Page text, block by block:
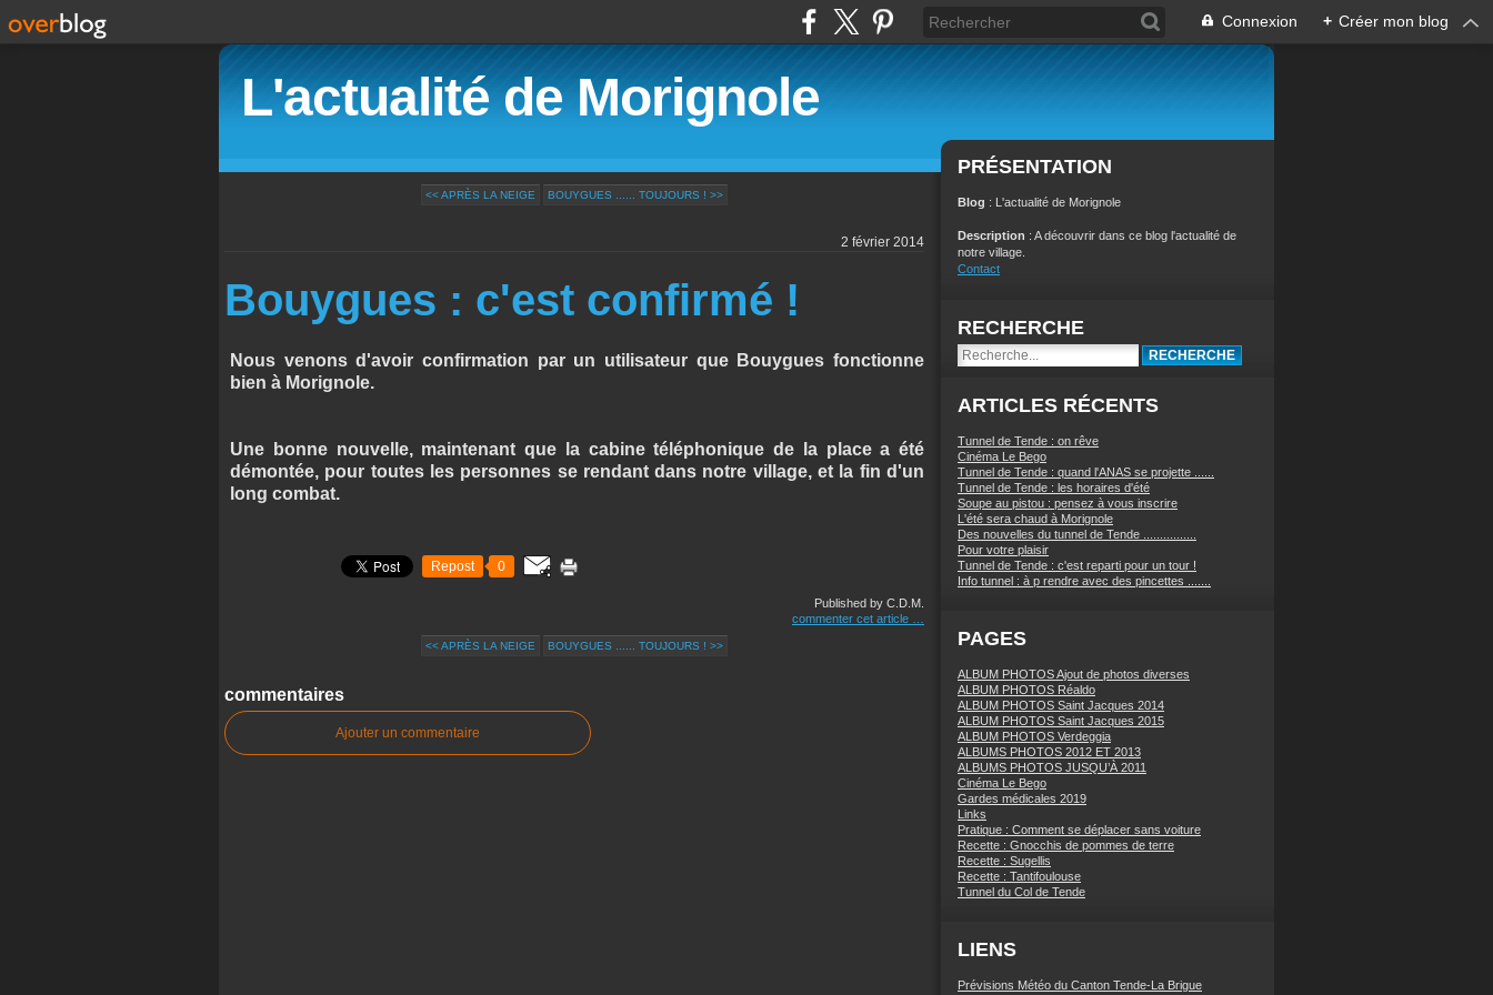
Connexion + Créer mon blog
L'actualité de Morignole
<< APRÈS LA NEIGE BOUYGUES ...... TOUJOURS ! >>
2 février 2014
Bouygues : c'est confirmé !
Nous venons d'avoir confirmation par un utilisateur que Bouygues fonctionne
bien à Morignole.
Une bonne nouvelle, maintenant que la cabine téléphonique de la place a été
démontée, pour toutes les personnes se rendant dans notre village, et la fin d'un
long combat.
Repost 0
Published by C.D.M.
commenter cet article
<< APRÈS LA NEIGE BOUYGUES ...... TOUJOURS ! >>
commentaires
Ajouter un commentaire
PRÉSENTATION
Blog : L'actualité de Morignole
Description : A découvrir dans ce blog l'actualité de
notre village.
Contact
RECHERCHE
ARTICLES RÉCENTS
Tunnel de Tende : on rêve
Cinéma Le Bego
Tunnel de Tende : quand l'ANAS se projette ......
Tunnel de Tende : les horaires d'été
Soupe au pistou : pensez à vous inscrire
L'été sera chaud à Morignole
Des nouvelles du tunnel de Tende ................
Pour votre plaisir
Tunnel de Tende : c'est reparti pour un tour !
Info tunnel : à p rendre avec des pincettes .......
PAGES
ALBUM PHOTOS Ajout de photos diverses
ALBUM PHOTOS Réaldo
ALBUM PHOTOS Saint Jacques 2014
ALBUM PHOTOS Saint Jacques 2015
ALBUM PHOTOS Verdeggia
ALBUMS PHOTOS 2012 ET 2013
ALBUMS PHOTOS JUSQU’À 2011
Cinéma Le Bego
Gardes médicales 2019
Links
Pratique : Comment se déplacer sans voiture
Recette : Gnocchis de pommes de terre
Recette : Sugellis
Recette : Tantifoulouse
Tunnel du Col de Tende
LIENS
Prévisions Météo du Canton Tende-La Brigue